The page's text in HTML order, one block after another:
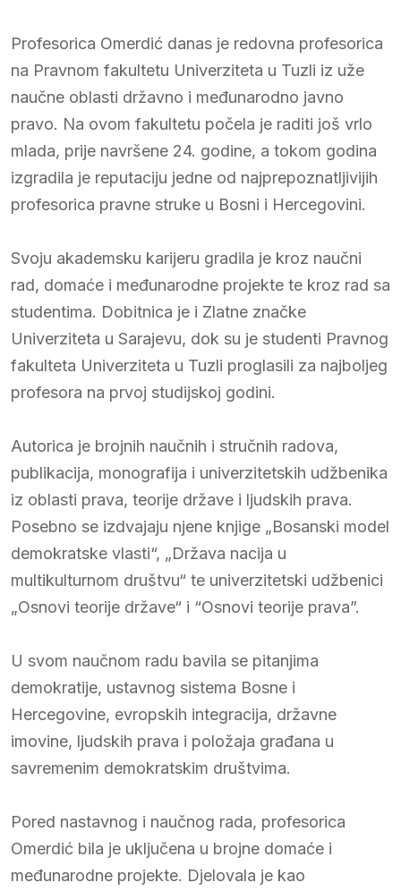
Profesorica Omerdić danas je redovna profesorica
na Pravnom fakultetu Univerziteta u Tuzli iz uže
naučne oblasti državno i međunarodno javno
pravo. Na ovom fakultetu počela je raditi još vrlo
mlada, prije navršene 24. godine, a tokom godina
izgradila je reputaciju jedne od najprepoznatljivijih
profesorica pravne struke u Bosni i Hercegovini.
Svoju akademsku karijeru gradila je kroz naučni
rad, domaće i međunarodne projekte te kroz rad sa
studentima. Dobitnica je i Zlatne značke
Univerziteta u Sarajevu, dok su je studenti Pravnog
fakulteta Univerziteta u Tuzli proglasili za najboljeg
profesora na prvoj studijskoj godini.
Autorica je brojnih naučnih i stručnih radova,
publikacija, monografija i univerzitetskih udžbenika
iz oblasti prava, teorije države i ljudskih prava.
Posebno se izdvajaju njene knjige „Bosanski model
demokratske vlasti“, „Država nacija u
multikulturnom društvu“ te univerzitetski udžbenici
„Osnovi teorije države“ i “Osnovi teorije prava”.
U svom naučnom radu bavila se pitanjima
demokratije, ustavnog sistema Bosne i
Hercegovine, evropskih integracija, državne
imovine, ljudskih prava i položaja građana u
savremenim demokratskim društvima.
Pored nastavnog i naučnog rada, profesorica
Omerdić bila je uključena u brojne domaće i
međunarodne projekte. Djelovala je kao